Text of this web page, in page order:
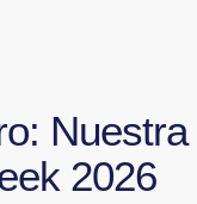
2026